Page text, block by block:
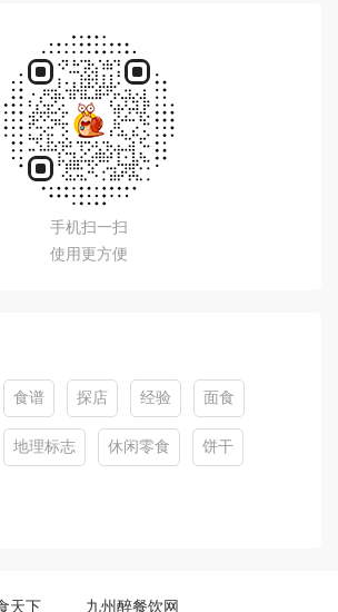
手机扫一扫
使用更方便
食谱 探店 经验 面食
地理标志 休闲零食 饼干
天下 九州醉餐饮网